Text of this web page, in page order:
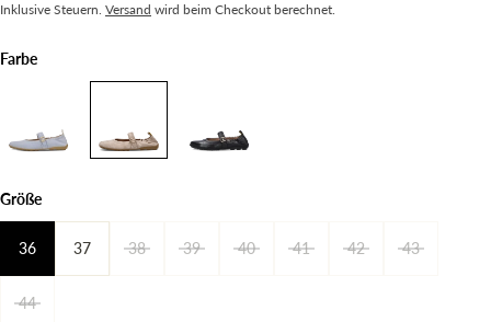
Inklusive Steuern. Versand wird beim Checkout berechnet.
Farbe
Größe
36 37 38 39 40 41 42 43
44